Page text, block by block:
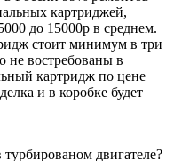
картриджей,
до 15000р в среднем.
стоит минимум в три
не востребованы в
картридж по цене
и в коробке будет
двигателе?